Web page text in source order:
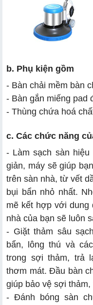
b. Phụ kiện gồm
- Bàn chải mềm bàn
- Bàn gắn miếng pad
- Thùng chứa hoá
c. Các chức năng
- Làm sạch sàn
giản, máy sẽ giúp
trên sàn nhà, từ vết
bụi bẩn nhỏ nhất.
mẽ kết hợp với dung
nhà của bạn sẽ luôn
- Giặt thảm sâu
bẩn, lông thú và
trong sợi thảm, trả
thơm mát. Đầu bàn
giúp bảo vệ sợi
- Đánh bóng sàn